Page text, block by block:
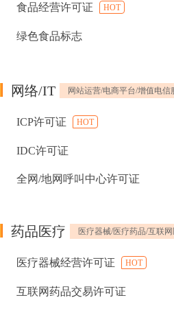
食品经营许可证 HOT
绿色食品标志
网络/IT 网站运营/电商平台/增值电信
ICP许可证 HOT
IDC许可证
全网/地网呼叫中心许可证
药品医疗 医疗器械/医疗药品/互联
医疗器械经营许可证 HOT
互联网药品交易许可证